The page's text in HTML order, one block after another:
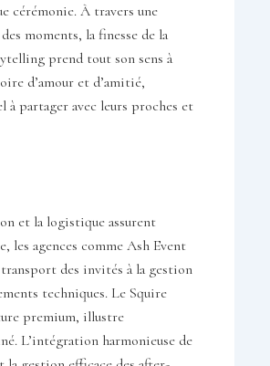
cérémonie. À travers une
moments, la finesse de la
prend tout son sens à
d’amour et d’amitié,
partager avec leurs proches et
et la logistique assurent
les agences comme Ash Event
des invités à la gestion
techniques. Le Squire
premium, illustre
L’intégration harmonieuse de